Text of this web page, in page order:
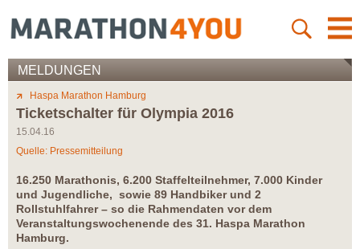
MELDUNGEN
Haspa Marathon Hamburg
Ticketschalter für Olympia 2016
15.04.16
Quelle: Pressemitteilung
16.250 Marathonis, 6.200 Staffelteilnehmer, 7.000 Kinder
und Jugendliche, sowie 89 Handbiker und 2
Rollstuhlfahrer – so die Rahmendaten vor dem
Veranstaltungswochenende des 31. Haspa Marathon
Hamburg.